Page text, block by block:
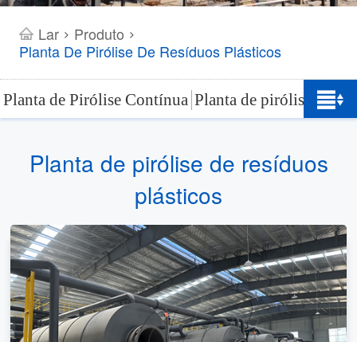
Lar> Produto >
Planta De Pirólise De Resíduos Plásticos
Planta de Pirólise Contínua Planta de pirólise de
Planta de pirólise de resíduos
plásticos